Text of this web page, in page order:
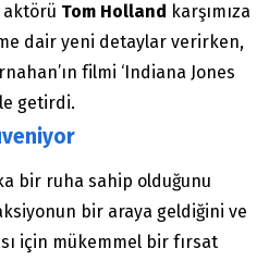
aktörü Tom Holland karşımıza
dair yeni detaylar verirken,
filmi ‘Indiana Jones
getirdi.
bir ruha sahip olduğunu
bir araya geldiğini ve
için mükemmel bir fırsat